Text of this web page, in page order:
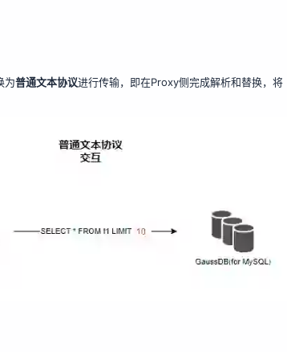
为普通文本协议进行传输，即在Proxy侧完成解析和替换，将